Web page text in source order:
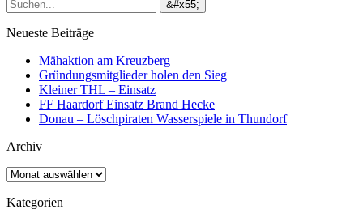
Neueste Beiträge
Mähaktion am Kreuzberg
Gründungsmitglieder holen den Sieg
Kleiner THL – Einsatz
FF Haardorf Einsatz Brand Hecke
Donau – Löschpiraten Wasserspiele in Thundorf
Archiv
Archiv
Kategorien